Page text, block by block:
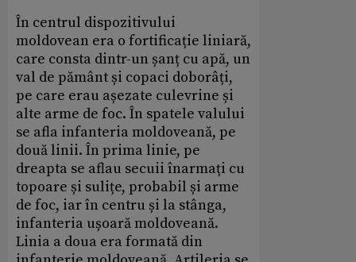
În centrul dispozitivului
moldovean era o fortificație liniară,
care consta dintr-un șanț cu apă, un
val de pământ și copaci doborâți,
pe care erau așezate culevrine și
alte arme de foc. În spatele valului
se afla infanteria moldoveană, pe
două linii. În prima linie, pe
dreapta se aflau secuii înarmați cu
topoare și sulițe, probabil și arme
de foc, iar în centru și la stânga,
infanteria ușoară moldoveană.
Linia a doua era formată din